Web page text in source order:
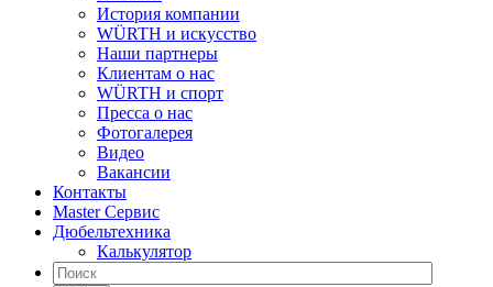
История компании
WÜRTH и искусство
Наши партнеры
Клиентам о нас
WÜRTH и спорт
Пресса о нас
Фотогалерея
Видео
Вакансии
Контакты
Master Сервис
Дюбельтехника
Калькулятор